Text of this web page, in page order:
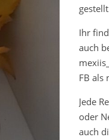
Ihr
auch
FB als
Jede
oder
auch